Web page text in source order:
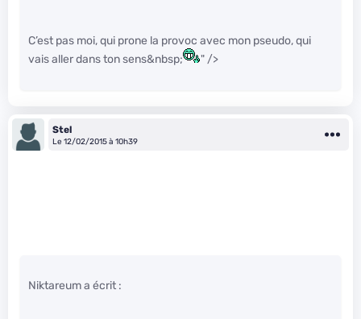
C’est pas moi, qui prone la provoc avec mon pseudo, qui
vais aller dans ton sens&nbsp;
" />
Stel
Le 12/02/2015 à 10h39
Niktareum a écrit :